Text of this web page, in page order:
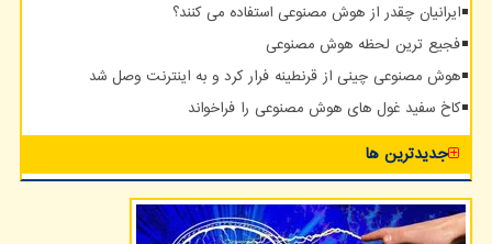
ایرانیان چقدر از هوش مصنوعی استفاده می کنند؟
فجیع ترین لحظه هوش مصنوعی
هوش مصنوعی چینی از قرنطینه فرار کرد و به اینترنت وصل شد
کاخ سفید غول های هوش مصنوعی را فراخواند
جدیدترین ها